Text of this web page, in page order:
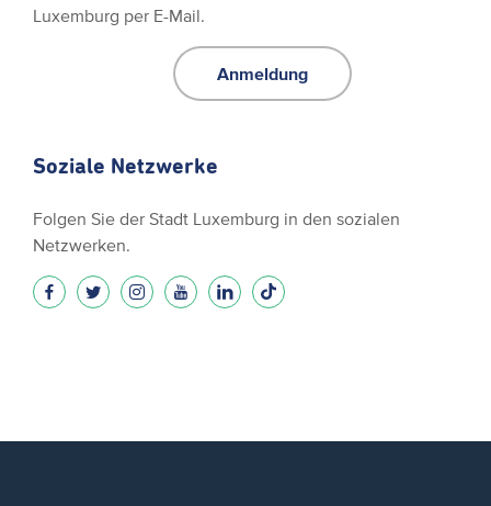
Luxemburg per E-Mail.
Anmeldung
Soziale Netzwerke
Folgen Sie der Stadt Luxemburg in den sozialen
Netzwerken.